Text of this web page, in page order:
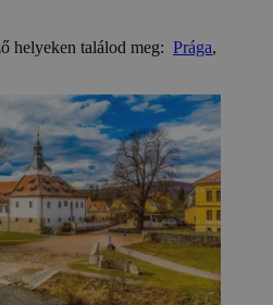
helyeken találod meg: Prága,